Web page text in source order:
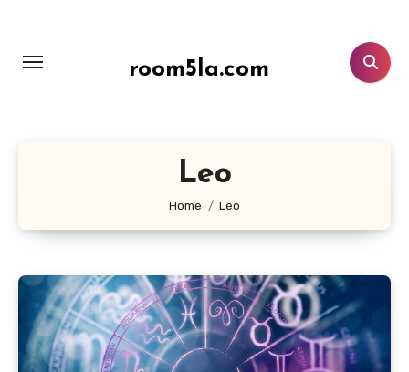
konten
room5la.com
Leo
Home Leo